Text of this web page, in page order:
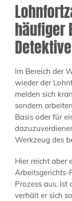
häufiger
Detektive
Im Bereich der
wieder der
melden sich
sondern
Basis oder für
Werkzeug des
Hier reicht aber
Arbeitsgerichts-
Prozess aus.
verhält er sich